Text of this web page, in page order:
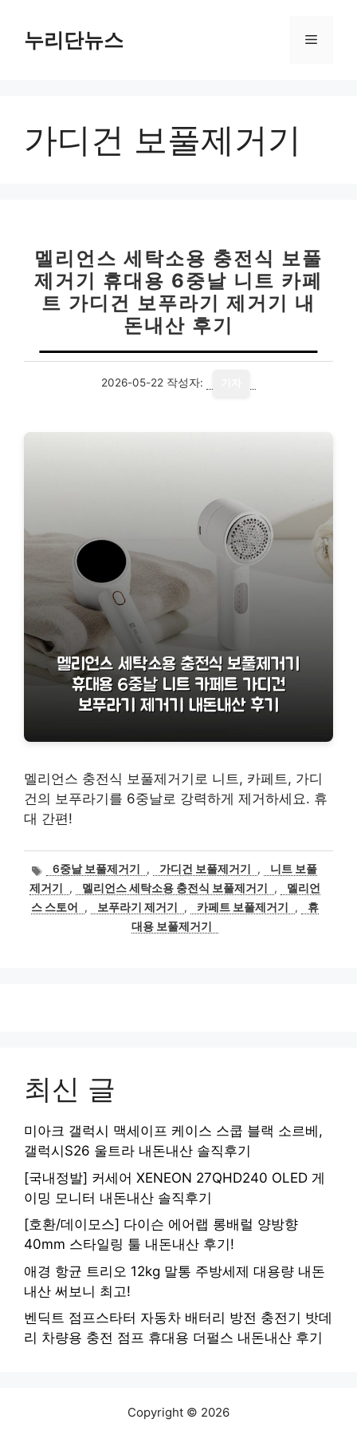
누리단뉴스 메
가디건 보풀제거기
멜리언스 세탁소용 충전식 보풀
제거기 휴대용 6중날 니트 카페
트 가디건 보푸라기 제거기 내
돈내산 후기
2026-05-22 작성자:
멜리언스 충전식 보풀제거기로 니트, 카페트, 가디
건의 보푸라기를 6중날로 강력하게 제거하세요. 휴
대 간편!
태
그
6중날 보풀제거기 , 가디건 보풀제거기 ,
니트 보풀
제거기
, 멜리언스 세탁소용 충전식 보풀제거기 ,
멜리언
스 스토어
, 보푸라기 제거기 , 카페트 보풀제거기 ,
휴
대용 보풀제거기
최신 글
미아크 갤럭시 맥세이프 케이스 스쿱 블랙 소르베,
갤럭시S26 울트라 내돈내산 솔직후기
[국내정발] 커세어 XENEON 27QHD240 OLED 게
이밍 모니터 내돈내산 솔직후기
[호환/데이모스] 다이슨 에어랩 롱배럴 양방향
40mm 스타일링 툴 내돈내산 후기!
애경 항균 트리오 12kg 말통 주방세제 대용량 내돈
내산 써보니 최고!
벤딕트 점프스타터 자동차 배터리 방전 충전기 밧데
리 차량용 충전 점프 휴대용 더펄스 내돈내산 후기
Copyright © 2026